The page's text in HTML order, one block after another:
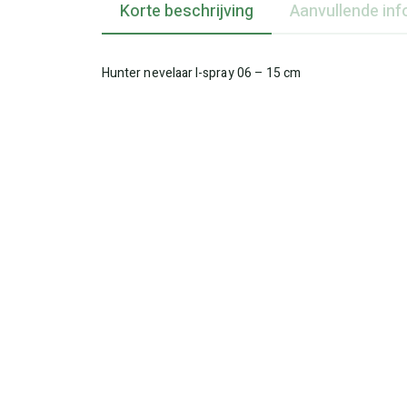
Korte beschrijving Aanvullende
Hunter nevelaar I-spray 06 – 15 cm